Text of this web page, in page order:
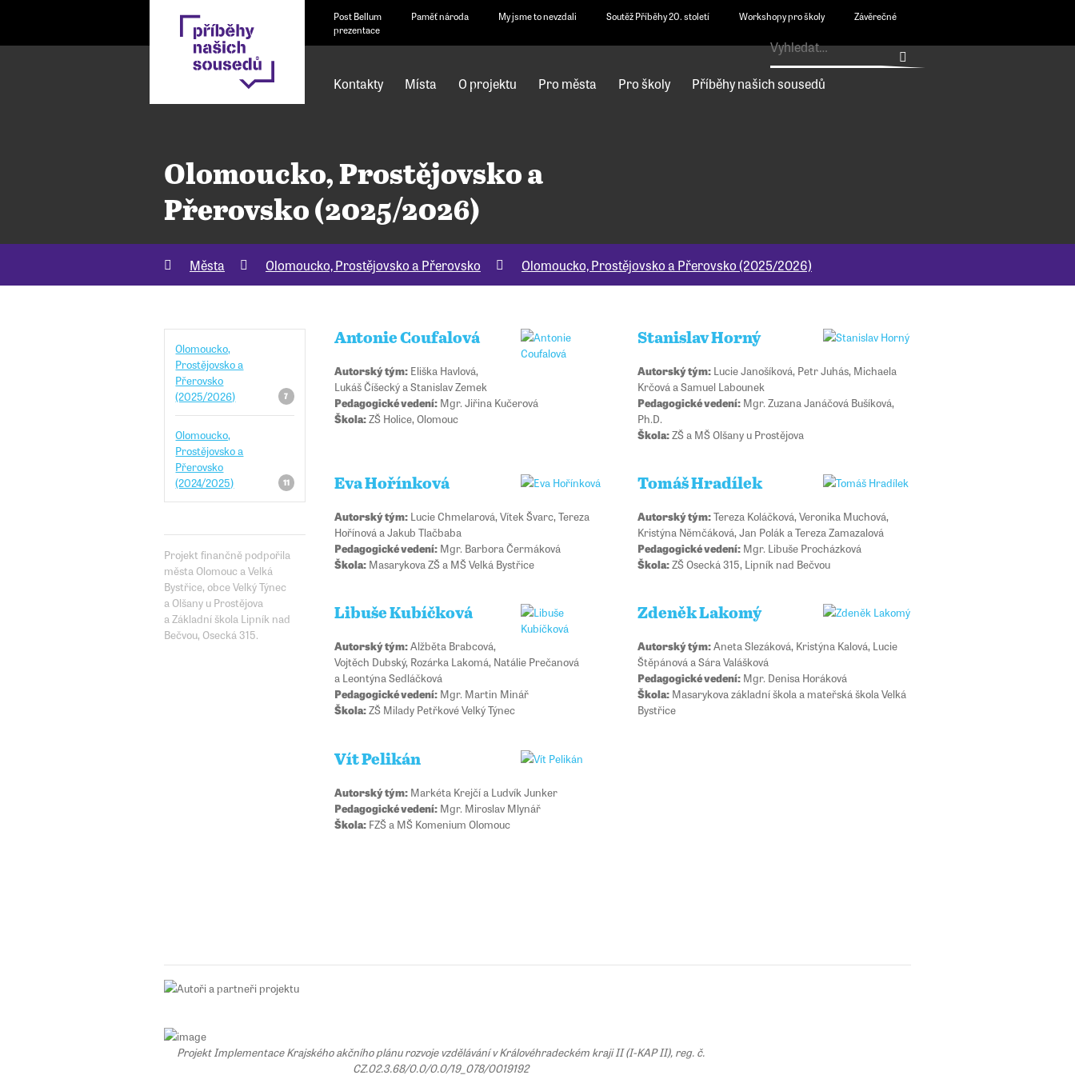
Post Bellum Paměť národa My jsme to nevzdali Soutěž Příběhy 20. století Workshopy pro školy
Závěrečné
prezentace
Kontakty Místa O projektu Pro města Pro školy Příběhy našich sousedů
Olomoucko, Prostějovsko a
Přerovsko (2025/2026)
Města Olomoucko, Prostějovsko a Přerovsko Olomoucko, Prostějovsko a Přerovsko (2025/2026)
Olomoucko,
Prostějovsko a
Přerovsko
(2025/2026)
7
Olomoucko,
Prostějovsko a
Přerovsko
(2024/2025)
11
Projekt finančně podpořila
města Olomouc a Velká
Bystřice, obce Velký Týnec
a Olšany u Prostějova
a Základní škola Lipník nad
Bečvou, Osecká 315.
Antonie Coufalová
Autorský tým: Eliška Havlová,
Lukáš Číšecký a Stanislav Zemek
Pedagogické vedení: Mgr. Jiřina Kučerová
Škola:ZŠ Holice, Olomouc
Stanislav Horný
Autorský tým:Lucie Janošíková, Petr Juhás, Michaela
Krčová a Samuel Labounek
Pedagogické vedení:Mgr. Zuzana Janáčová Bušíková,
Ph.D.
Škola:ZŠ a MŠ Olšany u Prostějova
Eva Hořínková
Autorský tým: Lucie Chmelarová, Vítek Švarc, Tereza
Hořínová a Jakub Tlačbaba
Pedagogické vedení: Mgr. Barbora Čermáková
Škola: Masarykova ZŠ a MŠ Velká Bystřice
Tomáš Hradílek
Autorský tým:Tereza Koláčková, Veronika Muchová,
Kristýna Němčáková, Jan Polák a Tereza Zamazalová
Pedagogické vedení:Mgr. Libuše Procházková
Škola:ZŠ Osecká 315, Lipník nad Bečvou
Libuše Kubíčková
Autorský tým:Alžběta Brabcová,
Vojtěch Dubský, Rozárka Lakomá, Natálie Prečanová
a Leontýna Sedláčková
Pedagogické vedení: Mgr. Martin Minář
Škola:ZŠ Milady Petřkové Velký Týnec
Zdeněk Lakomý
Autorský tým:Aneta Slezáková, Kristýna Kalová, Lucie
Štěpánová a Sára Valášková
Pedagogické vedení:Mgr. Denisa Horáková
Škola: Masarykova základní škola a mateřská škola Velká
Bystřice
Vít Pelikán
Autorský tým: Markéta Krejčí a Ludvík Junker
Pedagogické vedení: Mgr. Miroslav Mlynář
Škola: FZŠ a MŠ Komenium Olomouc
Projekt Implementace Krajského akčního plánu rozvoje vzdělávání v Královéhradeckém kraji II (I-KAP II), reg. č.
CZ.02.3.68/0.0/0.0/19_078/0019192